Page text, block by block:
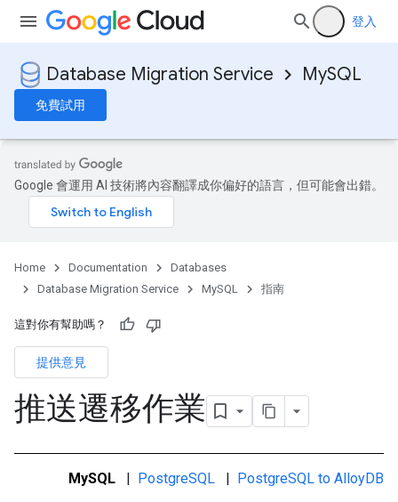
登入
Database Migration Service MySQL
免費試用
Google 會運用 AI 技術將內容翻譯成你偏好的語言，但可能會出錯。
Home Documentation
Databases
Database Migration Service
MySQL 指南
這對你有幫助嗎？
提供意見
推送遷移作業
MySQL | PostgreSQL | PostgreSQL to AlloyDB